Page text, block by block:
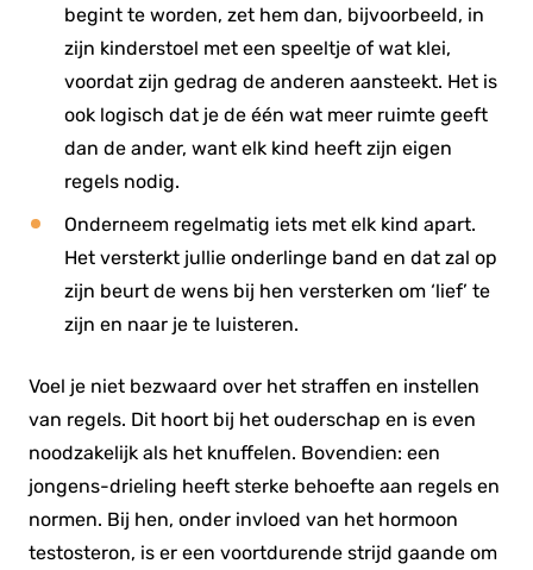
begint te worden, zet hem dan, bijvoorbeeld, in
zijn kinderstoel met een speeltje of wat klei,
voordat zijn gedrag de anderen aansteekt. Het is
ook logisch dat je de één wat meer ruimte geeft
dan de ander, want elk kind heeft zijn eigen
regels nodig.
Onderneem regelmatig iets met elk kind apart.
Het versterkt jullie onderlinge band en dat zal op
zijn beurt de wens bij hen versterken om ‘lief’ te
zijn en naar je te luisteren.
Voel je niet bezwaard over het straffen en instellen
van regels. Dit hoort bij het ouderschap en is even
noodzakelijk als het knuffelen. Bovendien: een
jongens-drieling heeft sterke behoefte aan regels en
normen. Bij hen, onder invloed van het hormoon
testosteron, is er een voortdurende strijd gaande om